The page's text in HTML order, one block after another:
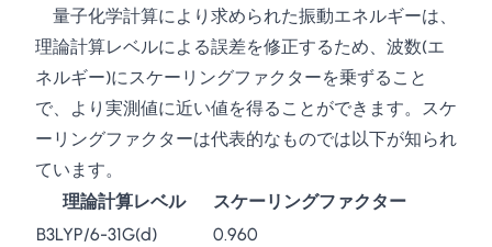
量子化学計算により求められた振動エネルギーは、
理論計算レベルによる誤差を修正するため、波数(エ
ネルギー)にスケーリングファクターを乗ずること
で、より実測値に近い値を得ることができます。スケ
ーリングファクターは代表的なものでは以下が知られ
ています。
理論計算レベル
スケーリングファクター
B3LYP/6-31G(d)
0.960